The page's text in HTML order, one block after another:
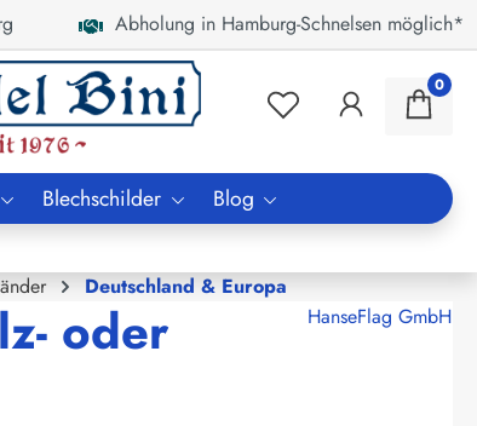
Abholung in Hamburg-Schnelsen möglich*
0
Blechschilder Blog
Deutschland & Europa
oder
HanseFlag GmbH